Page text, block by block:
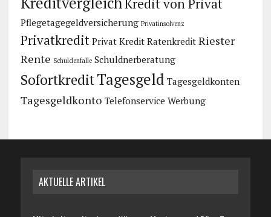
Kredit von Privat
Pflegetagegeldversicherung Privatinsolvenz
Privatkredit Privat Kredit Ratenkredit Riester
Rente Schuldenfalle Schuldnerberatung
SofortkreditTagesgeld Tagesgeldkonten
Tagesgeldkonto Telefonservice Werbung
AKTUELLE ARTIKEL